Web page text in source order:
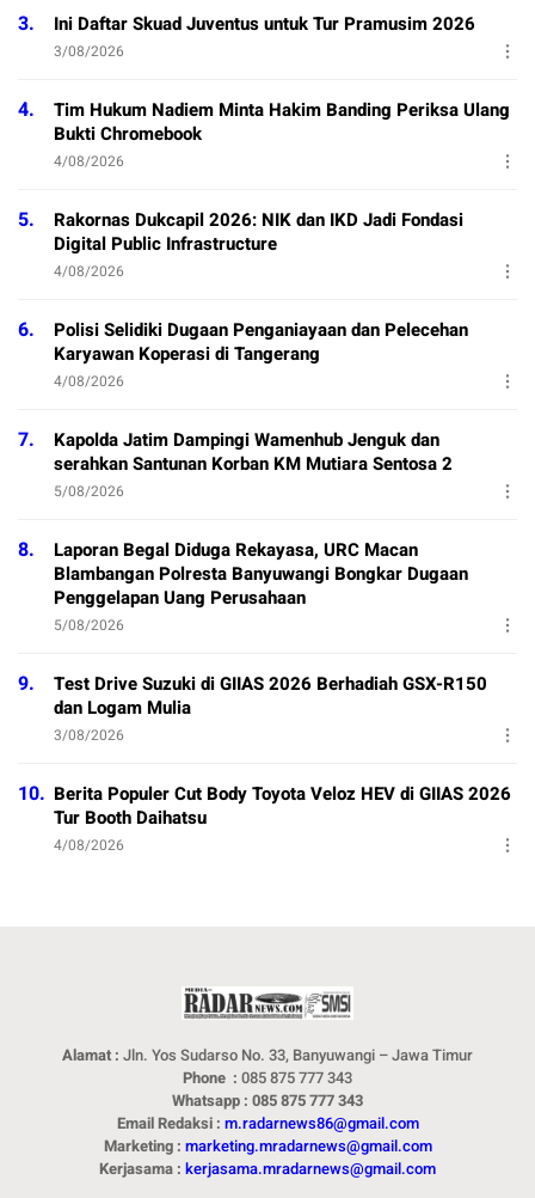
3. Ini Daftar Skuad Juventus untuk Tur Pramusim 2026
3/08/2026
4.
Tim Hukum Nadiem Minta Hakim Banding Periksa Ulang
Bukti Chromebook
4/08/2026
5.
Rakornas Dukcapil 2026: NIK dan IKD Jadi Fondasi
Digital Public Infrastructure
4/08/2026
6.
Polisi Selidiki Dugaan Penganiayaan dan Pelecehan
Karyawan Koperasi di Tangerang
4/08/2026
7.
Kapolda Jatim Dampingi Wamenhub Jenguk dan
serahkan Santunan Korban KM Mutiara Sentosa 2
5/08/2026
8.
Laporan Begal Diduga Rekayasa, URC Macan
Blambangan Polresta Banyuwangi Bongkar Dugaan
Penggelapan Uang Perusahaan
5/08/2026
9.
Test Drive Suzuki di GIIAS 2026 Berhadiah GSX-R150
dan Logam Mulia
3/08/2026
10. Berita Populer Cut Body Toyota Veloz HEV di GIIAS 2026
Tur Booth Daihatsu
4/08/2026
Alamat : Jln. Yos Sudarso No. 33, Banyuwangi – Jawa Timur
Phone : 085 875 777 343
Whatsapp : 085 875 777 343
Email Redaksi : m.radarnews86@gmail.com
Marketing : marketing.mradarnews@gmail.com
Kerjasama : kerjasama.mradarnews@gmail.com